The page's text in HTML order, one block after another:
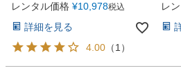
レンタル価格 ¥10,978税込
詳細を見る
4.00 （1）
レ